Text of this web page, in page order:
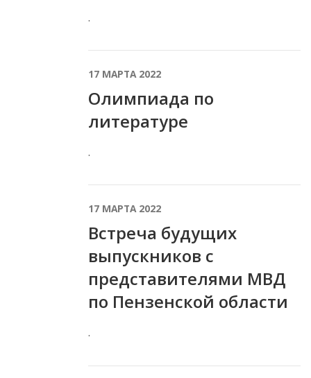
.
17 МАРТА 2022
Олимпиада по
литературе
.
17 МАРТА 2022
Встреча будущих
выпускников с
представителями МВД
по Пензенской области
.